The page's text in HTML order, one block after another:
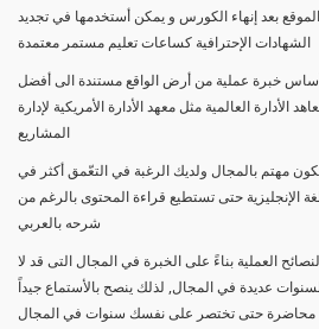
بعد إنهاء الكورس و يمكن أستخدمها في تجديد
الشهادات الإحترافية كساعات تعليم مستمر معتمدة
خبرة عملية من أرض الواقع مستندة الى أفضل
الأدارة العالمية مثل معهد الأدارة الأمريكية لإدارة
المشاريع
مهتم بالمجال ولديك الرغبة في التعّمق أكثر في
حتى تستطيع قراءة المحتوى بالرغم من
شرحه بالعربي
العملية بناءً على الخبرة في المجال التى قد لا
عديدة في المجال, لذلك ينصح بالأستماع جيداً
محاضرة حتى تختصر على نفسك سنوات في المجال